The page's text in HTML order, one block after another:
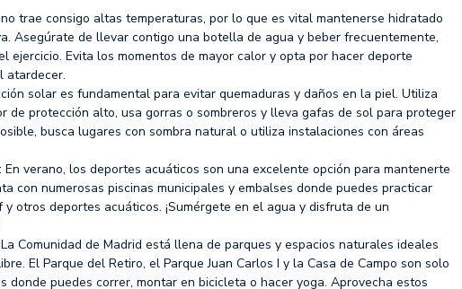
trae consigo altas temperaturas, por lo que es vital mantenerse hidratado
Asegúrate de llevar contigo una botella de agua y beber frecuentemente,
ejercicio. Evita los momentos de mayor calor y opta por hacer deporte
atardecer.
solar es fundamental para evitar quemaduras y daños en la piel. Utiliza
de protección alto, usa gorras o sombreros y lleva gafas de sol para proteger
busca lugares con sombra natural o utiliza instalaciones con áreas
En verano, los deportes acuáticos son una excelente opción para mantenerte
con numerosas piscinas municipales y embalses donde puedes practicar
otros deportes acuáticos. ¡Sumérgete en el agua y disfruta de un
Comunidad de Madrid está llena de parques y espacios naturales ideales
El Parque del Retiro, el Parque Juan Carlos I y la Casa de Campo son solo
donde puedes correr, montar en bicicleta o hacer yoga. Aprovecha estos